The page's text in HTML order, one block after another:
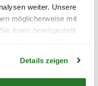
weiter. Unsere
möglicherweise mit
ihnen bereitgestellt
Details zeigen